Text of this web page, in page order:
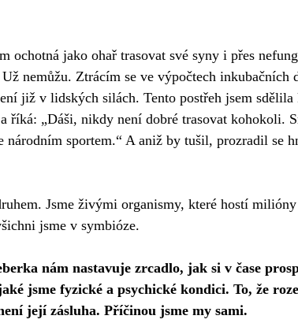
ochotná jako ohař trasovat své syny i přes
nemůžu. Ztrácím se ve výpočtech inkubačních
již v lidských silách. Tento postřeh jsem sdělila
říká: „Dáši, nikdy není dobré trasovat kohokoli.
národním sportem.“ A aniž by tušil, prozradil se
Jsme živými organismy, které hostí
jsme v symbióze.
nám nastavuje zrcadlo, jak si v čase
jsme fyzické a psychické kondici. To, že
její zásluha. Příčinou jsme my sami.